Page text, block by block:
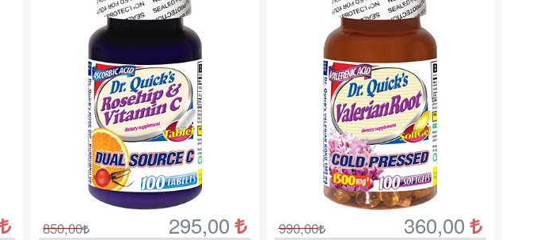
850,00
295,00
990,00
360,00